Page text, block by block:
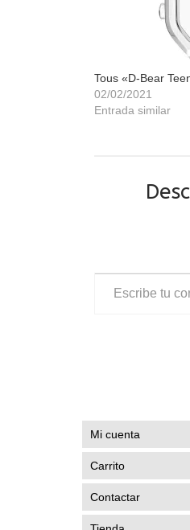
Tous «D-Bear
02/02/2021
Entrada similar
Escribe tu correo electrónico…
Mi cuenta
Carrito
Contactar